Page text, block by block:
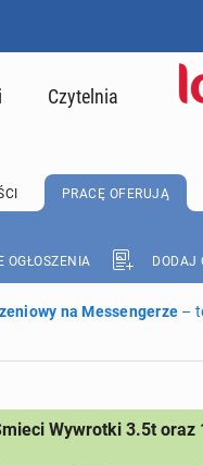
Czytelnia
PRACĘ OFERUJĄ
OGŁOSZENIA DODAJ
na Messengerze –
Wywrotki 3.5t oraz